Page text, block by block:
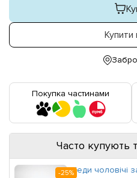
Купити
Покупка частинами
Часто купують
-25%Кеди чоловічі